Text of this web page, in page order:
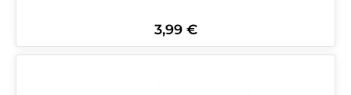
Regulärer Preis:
3,99 €